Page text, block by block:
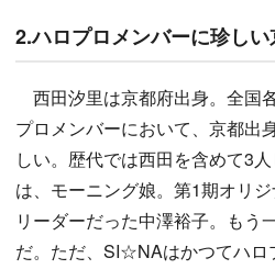
2.ハロプロメンバーに珍し
西田汐里は京都府出身。全国
プロメンバーにおいて、京都出
しい。歴代では西田を含めて3
は、モーニング娘。第1期オリ
リーダーだった中澤裕子。も
だ。ただ、SI☆NAはかつてハロ